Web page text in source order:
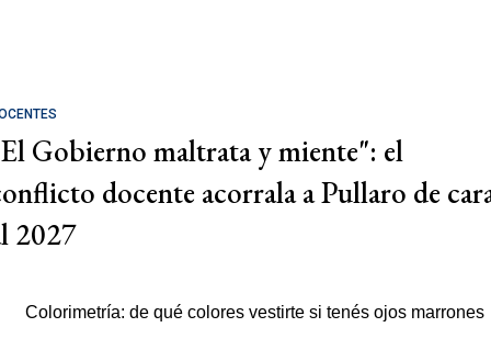
Gobierno maltrata y miente": el
docente acorrala a Pullaro de
2027